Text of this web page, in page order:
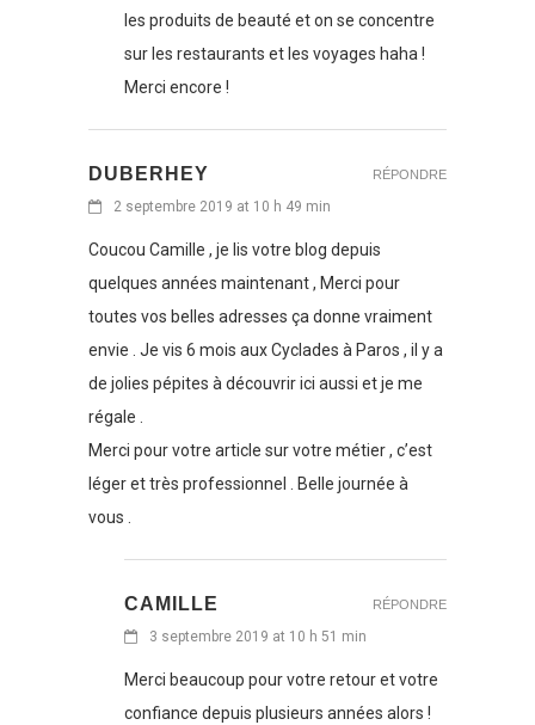
les produits de beauté et on se concentre
sur les restaurants et les voyages haha !
Merci encore !
DUBERHEY
2 septembre 2019 at 10 h 49 min
Coucou Camille , je lis votre blog depuis
quelques années maintenant , Merci pour
toutes vos belles adresses ça donne vraiment
envie . Je vis 6 mois aux Cyclades à Paros , il y a
de jolies pépites à découvrir ici aussi et je me
régale .
Merci pour votre article sur votre métier , c’est
léger et très professionnel . Belle journée à
vous .
RÉPONDRE
CAMILLE
3 septembre 2019 at 10 h 51 min
Merci beaucoup pour votre retour et votre
confiance depuis plusieurs années alors !
RÉPONDRE